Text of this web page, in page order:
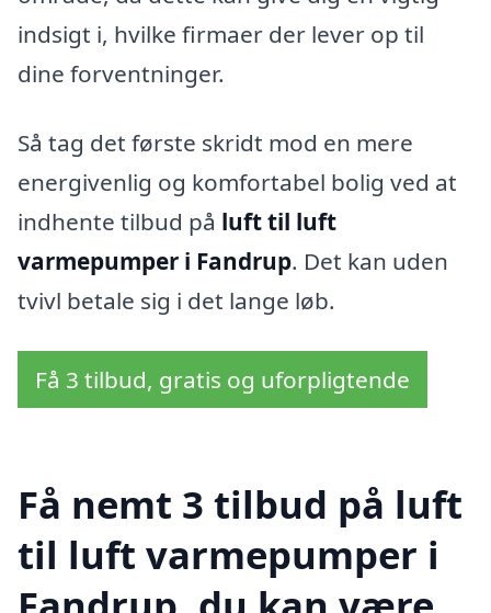
indsigt i, hvilke firmaer der lever op til
dine forventninger.
Så tag det første skridt mod en mere
energivenlig og komfortabel bolig ved at
indhente tilbud på luft til luft
varmepumper i Fandrup. Det kan uden
tvivl betale sig i det lange løb.
Få 3 tilbud, gratis og uforpligtende
Få nemt 3 tilbud på luft
til luft varmepumper i